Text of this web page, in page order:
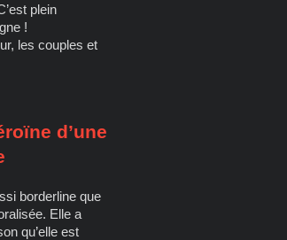
plein
!
les couples et
d’une
borderline que
Elle a
qu’elle est